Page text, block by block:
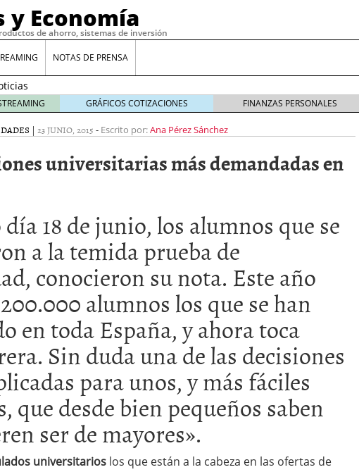
y Economía
de ahorro, sistemas de inversión
NOTAS DE PRENSA
XRP
qué
abril
Costes vs Agilidad: ¿Por qué el Préstamo Promotor privado
la rentabilidad?
12 de diciembre de 2025
sin intereses: Cómo aprovechar esta opción para gestionar tus
24 de noviembre de 2025
tu herencia también es una decisión financiera: cómo anticiparte
costes 21 de noviembre de 2025
cuesta un software punto de venta?
3 de octubre de 2025
GRÁFICOS COTIZACIONES FINANZAS PERSONALES
| 23 JUNIO, 2015 - Escrito por:Ana Pérez Sánchez
universitarias más demandadas en
18 de junio, los alumnos que se
a la temida prueba de
conocieron su nota. Este año
alumnos los que se han
en toda España, y ahora toca
Sin duda una de las decisiones
para unos, y más fáciles
que desde bien pequeños saben
ser de mayores».
universitarios los que están a la cabeza en las ofertas de